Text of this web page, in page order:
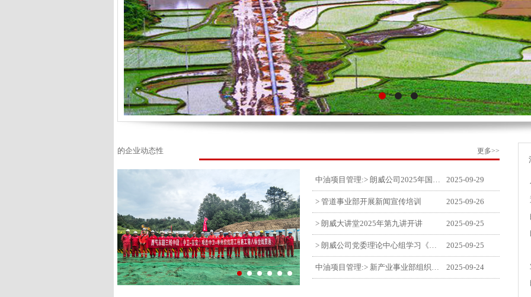
的企业动态性 更多>>
2025-09-29
> 管道事业部开展新闻宣传培训 2025-09-26
> 朗威大讲堂2025年第九讲开讲 2025-09-25
2025-09-25
2025-09-24